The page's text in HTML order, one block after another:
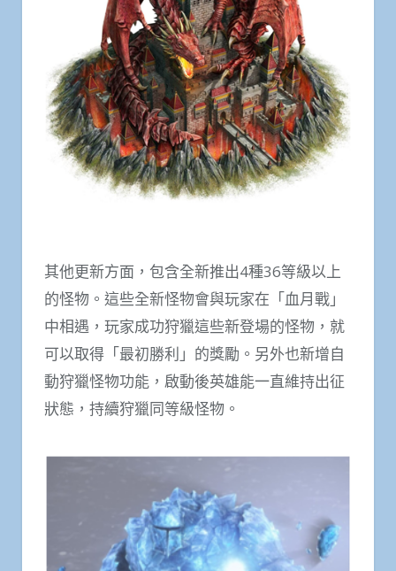
其他更新方面，包含全新推出4種36等級以上
的怪物。這些全新怪物會與玩家在「血月戰」
中相遇，玩家成功狩獵這些新登場的怪物，就
可以取得「最初勝利」的獎勵。另外也新增自
動狩獵怪物功能，啟動後英雄能一直維持出征
狀態，持續狩獵同等級怪物。